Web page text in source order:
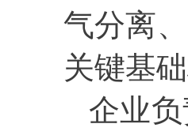
气分离
关键基础
企业